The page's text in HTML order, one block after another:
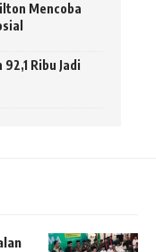
Mencoba
Ribu Jadi